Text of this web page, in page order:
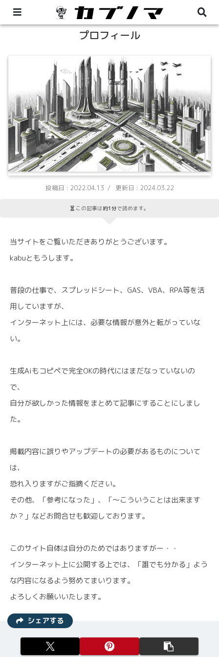
プロフィール
2022.04.13 2024.03.22
この記事は約1分で読めます。
当サイトをご覧いただきありがとうございます。
kabuともうします。
普段の仕事で、スプレッドシート、GAS、VBA、RPA等を活
用していますが、
インターネット上には、必要な情報が意外と転がっていな
い。
生成Aiもコピペで完全OKの時代にはまだなっていないの
で、
自分が欲しかった情報をまとめて記事にすることにしまし
た。
掲載内容に誤りやアップデートの必要があるものについて
は、
恐れ入りますがご指摘ください。
その他、「参考になった」、「〜こういうことは出来ます
か？」などお問合せも歓迎しております。
このサイト自体は自分のためではありますがー・・
インターネット上に公開する上では、「誰でも分かる」よう
な内容になるよう努めてまいります。
よろしくお願いいたします。
シェアする